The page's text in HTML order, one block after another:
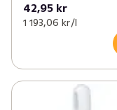
42,95 kr
1 193,06 kr /l